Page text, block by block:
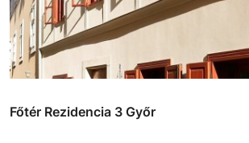
Főtér Rezidencia 3 Győr